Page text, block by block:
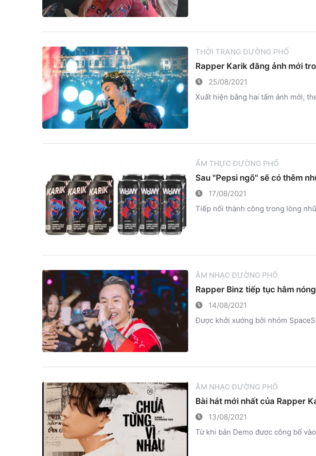
THỜI TRANG ĐƯỜNG PHỐ
Rapper Karik đăng ảnh mới
25/08/2021
Xuất hiện bằng hai tấm ảnh mới,
ẨM THỰC ĐƯỜNG PHỐ
Sau "Pepsi ngõ" sẽ có thêm
17/08/2021
Tiếp nối thành công trong lòng
ÂM NHẠC ĐƯỜNG PHỐ
Rapper Binz tiếp tục hâm
14/08/2021
Được khởi xướng bởi nhóm
ÂM NHẠC ĐƯỜNG PHỐ
Bài hát mới nhất của Rapper
13/08/2021
Từ khi bản Demo được công bố